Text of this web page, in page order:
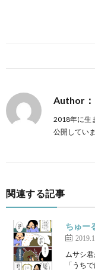
Author
2018年に生
公開していま
関連する記事
ちゅ
ムサシ
「うち